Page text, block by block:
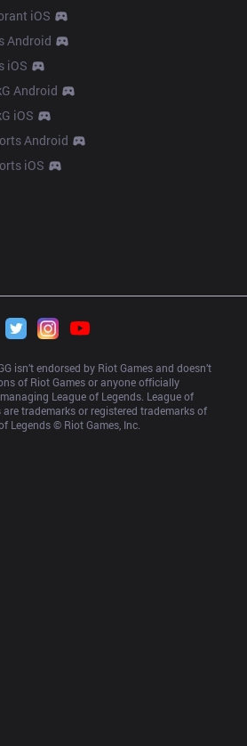
iOS
Android
iOS
Android
iOS
Android
iOS
isn’t endorsed by Riot Games and doesn’t
of Riot Games or anyone officially
League of Legends. League of
are trademarks or registered trademarks of
Legends © Riot Games, Inc.